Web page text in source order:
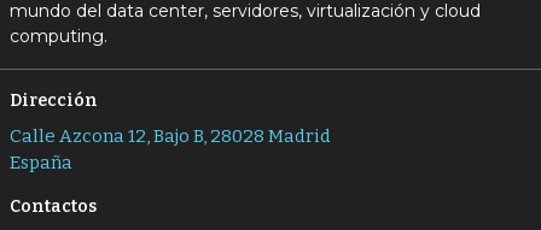
mundo del data center, servidores, virtualización y cloud
computing.
Dirección
Calle Azcona 12, Bajo B, 28028 Madrid
España
Contactos